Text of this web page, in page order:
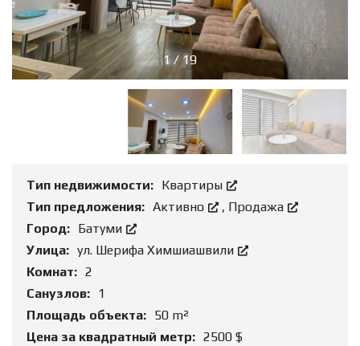
1/19
Тип недвижимости: Квартиры
Тип предложения: Активно , Продажа
Город: Батуми
Улица: ул. Шерифа Химшиашвили
Комнат: 2
Санузлов: 1
Площадь объекта: 50 m²
Цена за квадратный метр: 2500 $